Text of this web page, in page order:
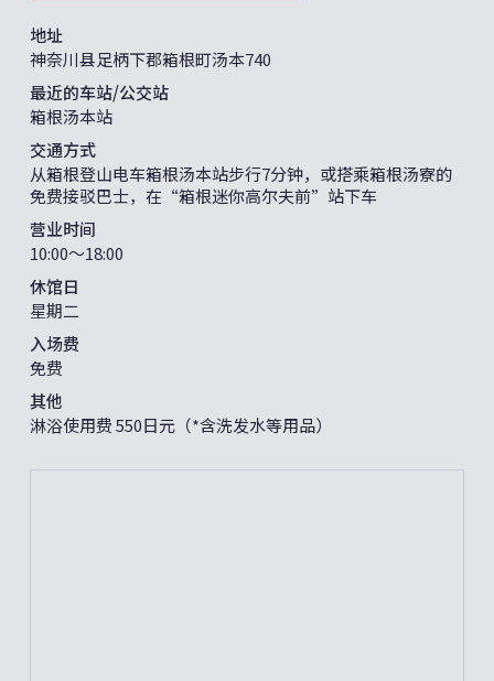
地址
神奈川县足柄下郡箱根町汤本740
最近的车站/公交站
箱根汤本站
交通方式
从箱根登山电车箱根汤本站步行7分钟，或搭乘箱根汤寮的
免费接驳巴士，在“箱根迷你高尔夫前”站下车
营业时间
10:00〜18:00
休馆日
星期二
入场费
免费
其他
淋浴使用费 550日元（*含洗发水等用品）